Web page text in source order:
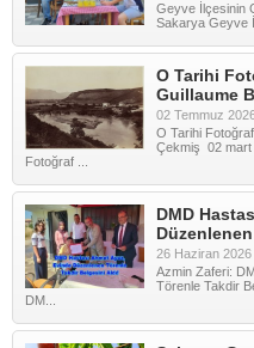
Geyve İlçesinin
Sakarya Geyve
O Tarihi
Guillaume
02 Temmuz
O Tarihi
Çekmiş 02 mart
Fotoğraf ...
DMD
26 Haziran 2026
Azmin Zaferi:
Törenle Takdir
DM...